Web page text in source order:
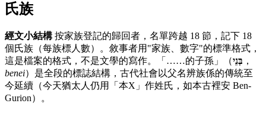
氏族
經文小結構按家族登記的歸回者，名單跨越 18 節，記下 18
個氏族（每族標人數）。敘事者用"家族、數字"的標準格式，
這是檔案的格式，不是文學的寫作。「……的子孫」（בְּנֵי ，
benei）是全段的標誌結構，古代社會以父名辨族係的傳統至
今延續（今天猶太人仍用「本X」作姓氏，如本古裡安 Ben-
Gurion）。